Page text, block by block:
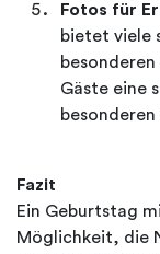
Fotos für
bietet viele
Gäste eine
besonderen
Fazit
Ein Geburtstag
Möglichkeit, die